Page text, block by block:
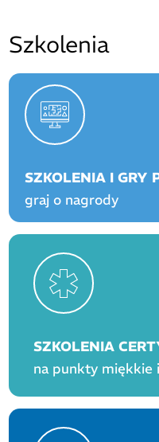
Szkolenia
SZKOLENIA I GRY
graj o nagrody
SZKOLENIA
na punkty miękkie